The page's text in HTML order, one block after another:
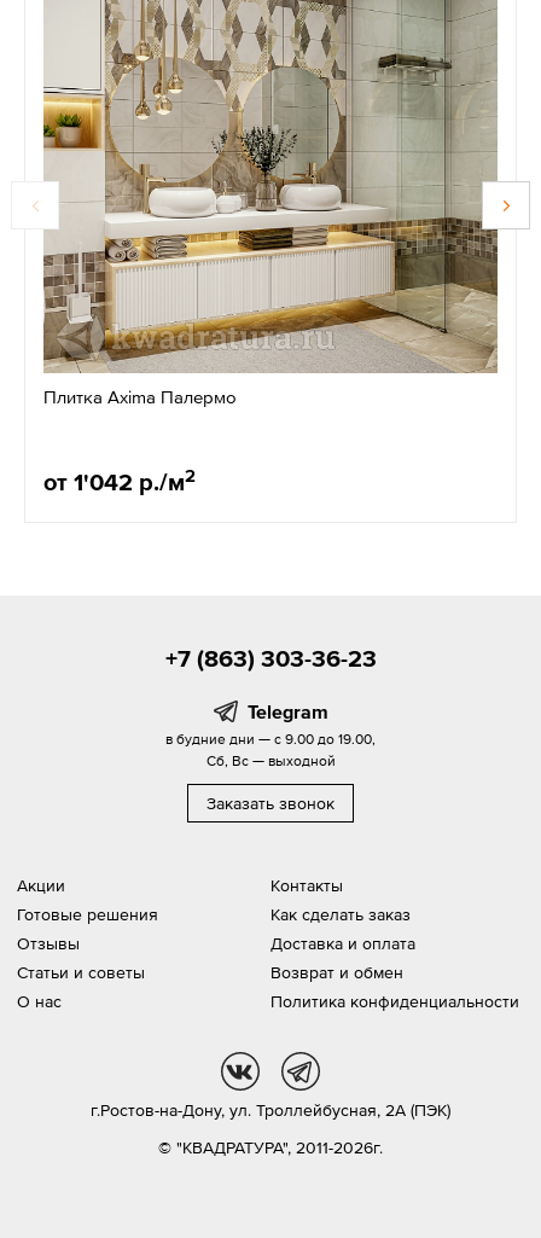
Плитка Axima Палермо
от 1'042 р./м2
Акции
Готовые решения
Отзывы
Статьи и советы
О нас
Контакты
Как сделать заказ
Доставка и оплата
Возврат и обмен
Политика конфиденциальности
+7 (863) 303-36-23
Telegram
в будние дни — с 9.00 до 19.00,
Сб, Вс — выходной
Заказать звонок
© "КВАДРАТУРА", 2011-2026г.
г.Ростов-на-Дону, ул. Троллейбусная, 2А (ПЭК)
vk tg